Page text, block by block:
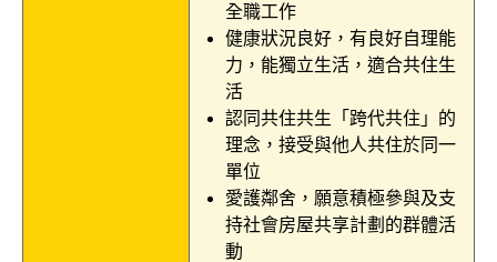
全職工作
健康狀況良好，有良好自理能
力，能獨立生活，適合共住生
活
認同共住共生「跨代共住」的
理念，接受與他人共住於同一
單位
愛護鄰舍，願意積極參與及支
持社會房屋共享計劃的群體活
動